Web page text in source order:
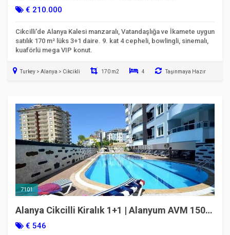
Vatandaşlığa & İkamete Uygun
€ 210.000
Cikcilli'de Alanya Kalesi manzaralı, Vatandaşlığa ve İkamete uygun
satılık 170 m² lüks 3+1 daire. 9. kat 4 cepheli, bowlingli, sinemalı,
kuaförlü mega VIP konut.
Turkey > Alanya > Cikcikli 170 m2 4 Taşınmaya Hazır
7101
Alanya Cikcilli Kiralık 1+1 | Alanyum AVM 150m
| HEP Üniv. Karşısı
€ 546